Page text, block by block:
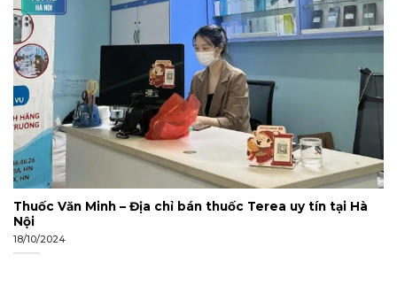
Thuốc Văn Minh – Địa chỉ bán thuốc Terea uy tín tại Hà
Nội
18/10/2024